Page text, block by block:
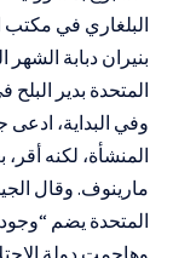
البلغاري في مكتب
بنيران دبابة
المتحدة بدير البلح في غزة
وفي البداية، ادعى
المنشأة، لكنه
مارينوف. وقال
المتحدة يضم